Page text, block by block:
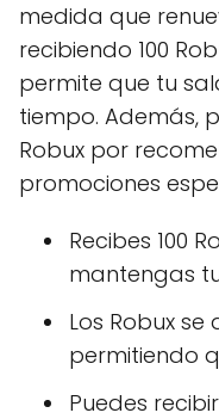
medida que
recibiendo 100
permite que tu
tiempo. Además,
Robux por
promociones
Recibes 100
mantengas
Los Robux
permitiendo
Puedes